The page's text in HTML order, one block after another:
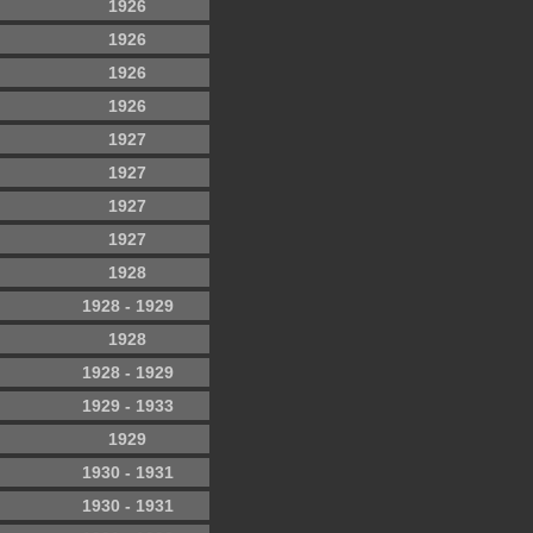
1926
1926
1926
1926
1927
1927
1927
1927
1928
1928 - 1929
1928
1928 - 1929
1929 - 1933
1929
1930 - 1931
1930 - 1931